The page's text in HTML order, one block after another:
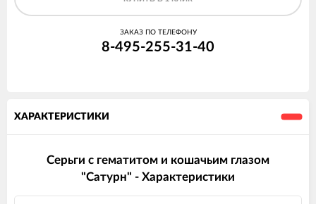
ЗАКАЗ ПО ТЕЛЕФОНУ
8-495-255-31-40
ХАРАКТЕРИСТИКИ
Серьги с гематитом и кошачьим глазом
"Сатурн" - Характеристики